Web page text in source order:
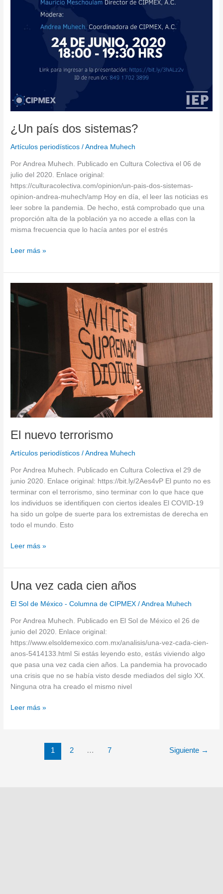
¿Un país dos sistemas?
Artículos periodísticos /Andrea Muhech
Por Andrea Muhech. Publicado en Cultura Colectiva el 06 de
julio del 2020. Enlace original:
https://culturacolectiva.com/opinion/un-pais-dos-sistemas-
opinion-andrea-muhech/amp Hoy en día, el leer las noticias es
leer sobre la pandemia. De hecho, está comprobado que una
proporción alta de la población ya no accede a ellas con la
misma frecuencia que lo hacía antes por el estrés
Leer más »
El nuevo terrorismo
Artículos periodísticos /Andrea Muhech
Por Andrea Muhech. Publicado en Cultura Colectiva el 29 de
junio 2020. Enlace original: https://bit.ly/2Aes4vP El punto no es
terminar con el terrorismo, sino terminar con lo que hace que
los individuos se identifiquen con ciertos ideales El COVID-19
ha sido un golpe de suerte para los extremistas de derecha en
todo el mundo. Esto
nuevo
Leer más »
Una vez cada cien años
El Sol de México - Columna de CIPMEX /Andrea Muhech
Por Andrea Muhech. Publicado en El Sol de México el 26 de
junio del 2020. Enlace original:
https://www.elsoldemexico.com.mx/analisis/una-vez-cada-cien-
anos-5414133.html Si estás leyendo esto, estás viviendo algo
que pasa una vez cada cien años. La pandemia ha provocado
una crisis que no se había visto desde mediados del siglo XX.
Ninguna otra ha creado el mismo nivel
Una
cada
Leer más »
1 2 … 7 Siguiente →